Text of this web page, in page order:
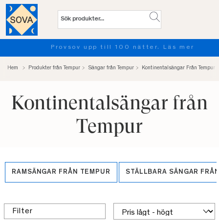
Provsov upp till 100 nätter. Läs mer
Hem Produkter från Tempur Sängar från Tempur Kontinentalsängar Från Tempur
Kontinentalsängar från
Tempur
RAMSÄNGAR FRÅN TEMPUR STÄLLBARA SÄNGAR
Filter